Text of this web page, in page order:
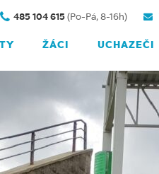
ŽÁCI UCHAZEČI
485 104 615 (Po-Pá, 8-16h)